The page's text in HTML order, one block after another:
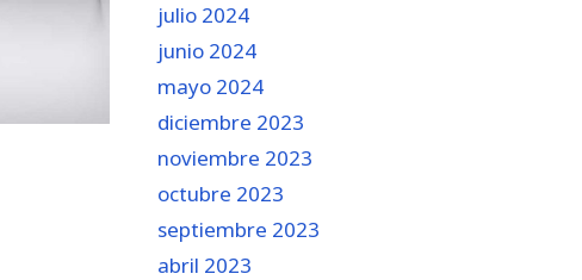
julio 2024
junio 2024
mayo 2024
diciembre 2023
noviembre 2023
octubre 2023
septiembre 2023
abril 2023